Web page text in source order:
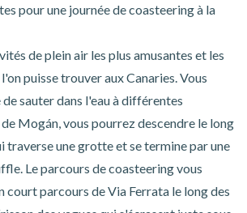
pour une journée decoasteering à la
de plein air les plus amusantes et les
puisse trouver aux Canaries. Vous
sauter dans l'eau à différentes
Mogán, vous pourrez descendre le long
traverse une grotte et se termine par une
Le parcours de coasteering vous
court parcours de Via Ferrata le long des